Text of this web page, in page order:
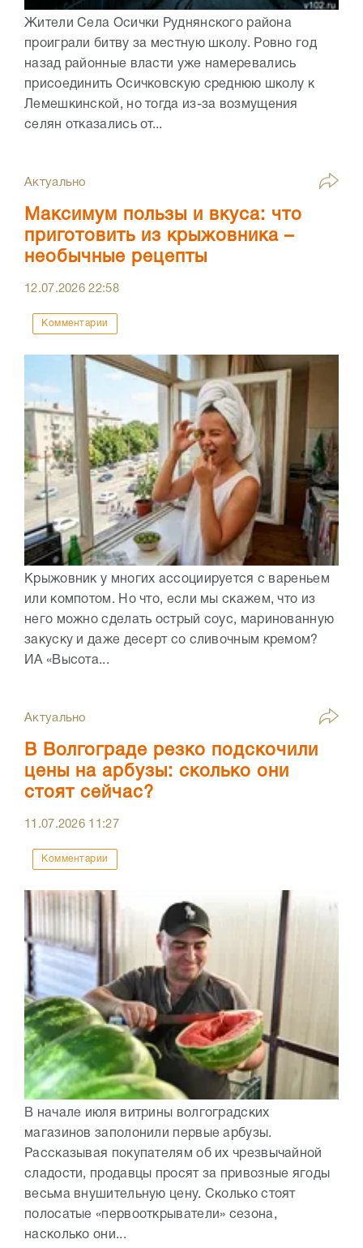
Жители Села Осички Руднянского района
проиграли битву за местную школу. Ровно год
назад районные власти уже намеревались
присоединить Осичковскую среднюю школу к
Лемешкинской, но тогда из-за возмущения
селян отказались от...
Актуально
Максимум пользы и вкуса: что
приготовить из крыжовника –
необычные рецепты
12.07.202622:58
Комментарии
Крыжовник у многих ассоциируется с вареньем
или компотом. Но что, если мы скажем, что из
него можно сделать острый соус, маринованную
закуску и даже десерт со сливочным кремом?
ИА «Высота...
Актуально
В Волгограде резко подскочили
цены на арбузы: сколько они
стоят сейчас?
11.07.2026 11:27
Комментарии
В начале июля витрины волгоградских
магазинов заполонили первые арбузы.
Рассказывая покупателям об их чрезвычайной
сладости, продавцы просят за привозные ягоды
весьма внушительную цену. Сколько стоят
полосатые «первооткрыватели» сезона,
насколько они...